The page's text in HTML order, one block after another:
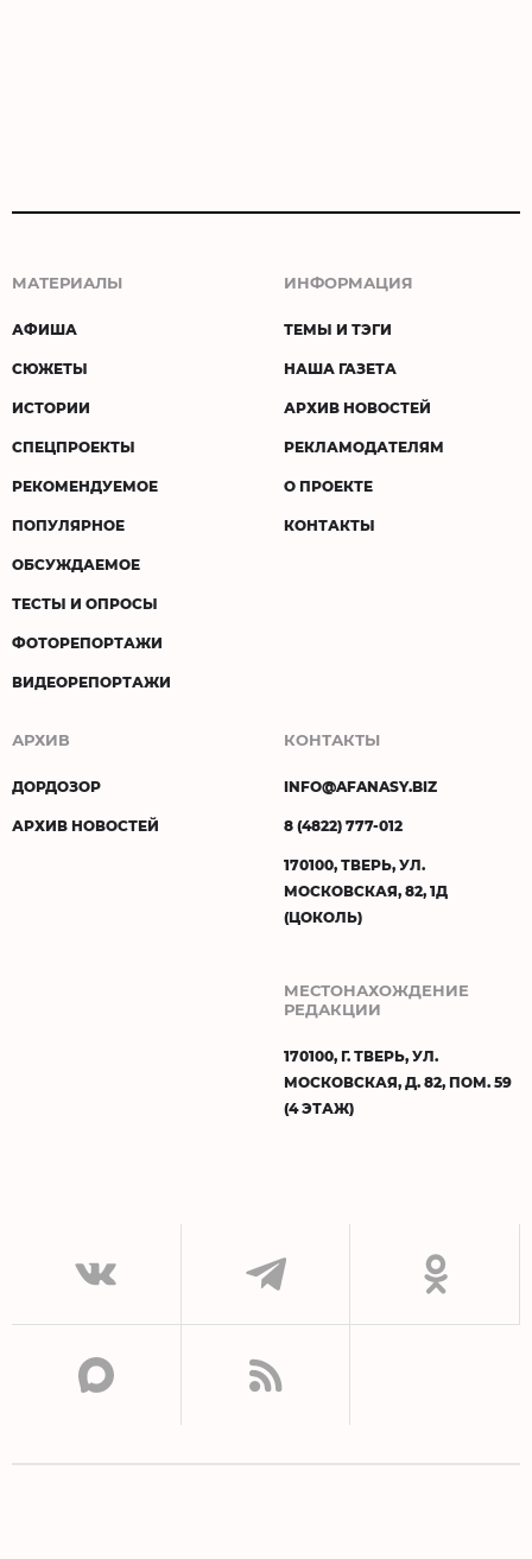
МАТЕРИАЛЫ
АФИША
СЮЖЕТЫ
ИСТОРИИ
СПЕЦПРОЕКТЫ
РЕКОМЕНДУЕМОЕ
ПОПУЛЯРНОЕ
ОБСУЖДАЕМОЕ
ТЕСТЫ И ОПРОСЫ
ФОТОРЕПОРТАЖИ
ВИДЕОРЕПОРТАЖИ
ИНФОРМАЦИЯ
ТЕМЫ И ТЭГИ
НАША ГАЗЕТА
АРХИВ НОВОСТЕЙ
РЕКЛАМОДАТЕЛЯМ
О ПРОЕКТЕ
КОНТАКТЫ
АРХИВ
ДОРДОЗОР
АРХИВ НОВОСТЕЙ
КОНТАКТЫ
INFO@AFANASY.BIZ
8 (4822) 777-012
170100, ТВЕРЬ, УЛ.
МОСКОВСКАЯ, 82, 1Д
(ЦОКОЛЬ)
МЕСТОНАХОЖДЕНИЕ
РЕДАКЦИИ
170100, Г. ТВЕРЬ, УЛ.
МОСКОВСКАЯ, Д. 82, ПОМ. 59
(4 ЭТАЖ)